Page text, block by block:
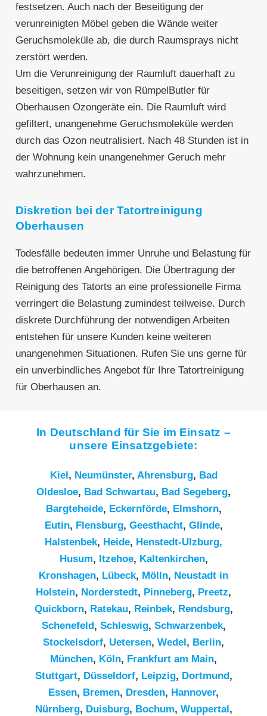
festsetzen. Auch nach der Beseitigung der
verunreinigten Möbel geben die Wände weiter
Geruchsmoleküle ab, die durch Raumsprays nicht
zerstört werden.
Um die Verunreinigung der Raumluft dauerhaft zu
beseitigen, setzen wir von RümpelButler für
Oberhausen Ozongeräte ein. Die Raumluft wird
gefiltert, unangenehme Geruchsmoleküle werden
durch das Ozon neutralisiert. Nach 48 Stunden ist in
der Wohnung kein unangenehmer Geruch mehr
wahrzunehmen.
Diskretion bei der Tatortreinigung
Oberhausen
Todesfälle bedeuten immer Unruhe und Belastung für
die betroffenen Angehörigen. Die Übertragung der
Reinigung des Tatorts an eine professionelle Firma
verringert die Belastung zumindest teilweise. Durch
diskrete Durchführung der notwendigen Arbeiten
entstehen für unsere Kunden keine weiteren
unangenehmen Situationen. Rufen Sie uns gerne für
ein unverbindliches Angebot für Ihre Tatortreinigung
für Oberhausen an.
In Deutschland für Sie im Einsatz –
unsere Einsatzgebiete:
Kiel, Neumünster, Ahrensburg, Bad
Oldesloe, Bad Schwartau, Bad Segeberg,
Bargteheide, Eckernförde, Elmshorn,
Eutin, Flensburg, Geesthacht, Glinde,
Halstenbek, Heide, Henstedt-Ulzburg,
Husum, Itzehoe, Kaltenkirchen,
Kronshagen, Lübeck, Mölln, Neustadt in
Holstein, Norderstedt, Pinneberg, Preetz,
Quickborn, Ratekau, Reinbek, Rendsburg,
Schenefeld, Schleswig, Schwarzenbek,
Stockelsdorf, Uetersen, Wedel, Berlin,
München, Köln, Frankfurt am Main,
Stuttgart, Düsseldorf, Leipzig, Dortmund,
Essen, Bremen, Dresden, Hannover,
Nürnberg, Duisburg, Bochum, Wuppertal,